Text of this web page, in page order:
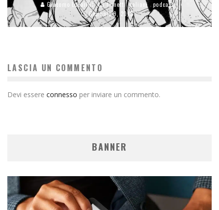
Giacomo Lucarini fumetti italiani
podcast
Gennaio 9, 2015
LASCIA UN COMMENTO
Devi essere connesso per inviare un commento.
BANNER